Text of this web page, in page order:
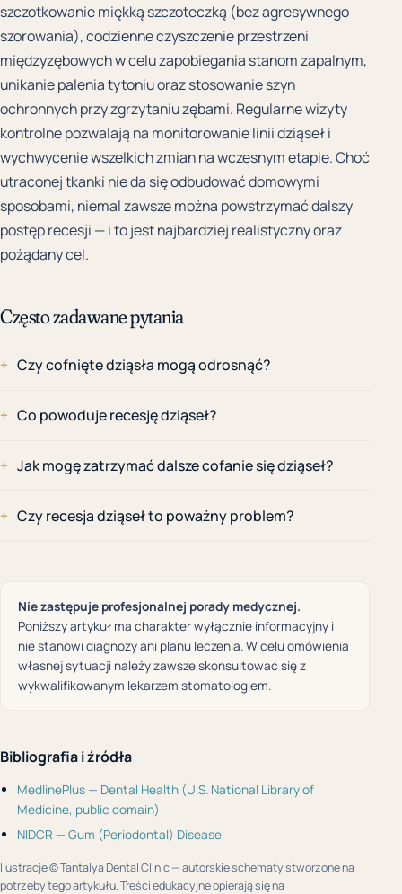
szczotkowanie miękką szczoteczką (bez agresywnego
szorowania), codzienne czyszczenie przestrzeni
międzyzębowych w celu zapobiegania stanom zapalnym,
unikanie palenia tytoniu oraz stosowanie szyn
ochronnych przy zgrzytaniu zębami. Regularne wizyty
kontrolne pozwalają na monitorowanie linii dziąseł i
wychwycenie wszelkich zmian na wczesnym etapie. Choć
utraconej tkanki nie da się odbudować domowymi
sposobami, niemal zawsze można powstrzymać dalszy
postęp recesji — i to jest najbardziej realistyczny oraz
pożądany cel.
Często zadawane pytania
Czy cofnięte dziąsła mogą odrosnąć?
Co powoduje recesję dziąseł?
Jak mogę zatrzymać dalsze cofanie się dziąseł?
Czy recesja dziąseł to poważny problem?
Nie zastępuje profesjonalnej porady medycznej.
Poniższy artykuł ma charakter wyłącznie informacyjny i
nie stanowi diagnozy ani planu leczenia. W celu omówienia
własnej sytuacji należy zawsze skonsultować się z
wykwalifikowanym lekarzem stomatologiem.
Bibliografia i źródła
MedlinePlus — Dental Health (U.S. National Library of
Medicine, public domain)
NIDCR — Gum (Periodontal) Disease
Ilustracje © Tantalya Dental Clinic — autorskie schematy stworzone na
potrzeby tego artykułu. Treści edukacyjne opierają się na